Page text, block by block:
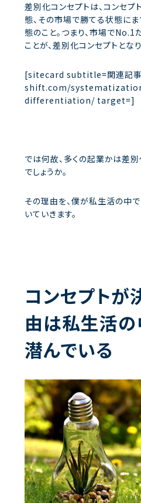
差別化コンセプトは、コンセプ
態、その市場で勝てる状態に
態のこと。つまり、市場で
ことが、差別化コンセプトとなり
[sitecard subtitle=関連記
shift.com/
differentiation/ target=]
では何故、多くの起業かは差
でしょうか。
その理由を、僕が私生活の中
いていきます。
コンセプトが
由は私生活
潜んでいる